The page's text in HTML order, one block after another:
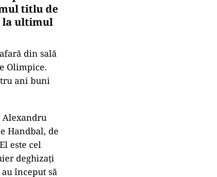
titlu de
la ultimul
din sală
Olimpice.
ani buni
Alexandru
Handbal, de
este cel
deghizați
început să